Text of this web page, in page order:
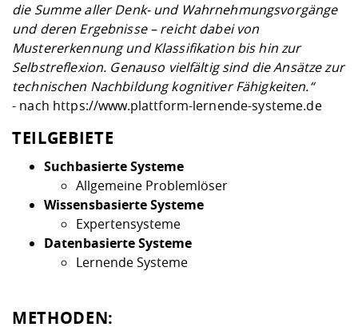
Vorbereitung
Checkliste zum
Studien- und
Studieren in
Lebenslagen
Career Service
Lehren,
Weiterbilden im
Formulare und
FIS -
Prototyping und
Gründung und
Kontakt &
Gremien und
Informatik/
Landbau/
Angebote für Unternehmen
Kontakt und Anfahrt
Qualitätssicherung
die Summe aller Denk- und Wahrnehmungsvorgänge
und deren Ergebnisse – reicht dabei von
Mustererkennung und Klassifikation bis hin zur
Selbstreflexion. Genauso vielfältig sind die Ansätze zur
technischen Nachbildung kognitiver Fähigkeiten.“
- nach https://www.plattform-lernende-systeme.de
TEILGEBIETE
Suchbasierte Systeme
Allgemeine Problemlöser
Wissensbasierte Systeme
Expertensysteme
Datenbasierte Systeme
Lernende Systeme
METHODEN: